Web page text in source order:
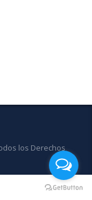
los Derechos